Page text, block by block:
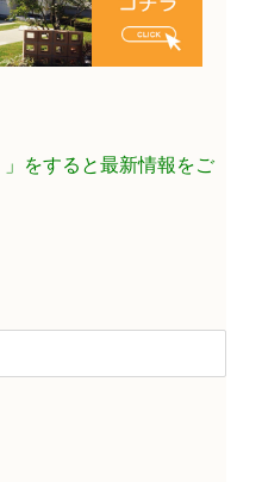
」をすると最新情報をご